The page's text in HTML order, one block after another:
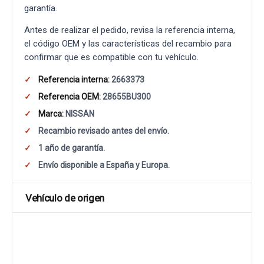
garantía.
Antes de realizar el pedido, revisa la referencia interna,
el código OEM y las características del recambio para
confirmar que es compatible con tu vehículo.
Referencia interna:2663373
Referencia OEM:28655BU300
Marca: NISSAN
Recambio revisado antes del envío.
1 año de garantía.
Envío disponible a España y Europa.
Vehículo de origen